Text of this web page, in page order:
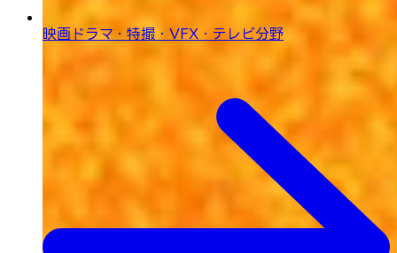
映画ドラマ・特撮・ VFX・テレビ分野